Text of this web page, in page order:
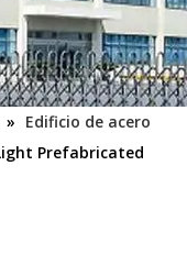
» Edificio de acero
Prefabricated